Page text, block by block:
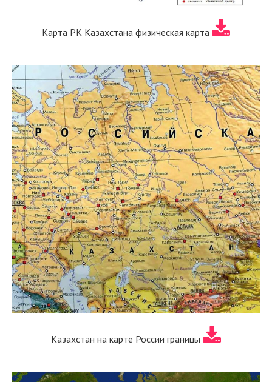
Карта РК Казахстана физическая карта
Казахстан на карте России границы